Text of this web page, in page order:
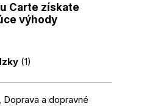
Carte získate
výhody
(1)
Doprava a dopravné